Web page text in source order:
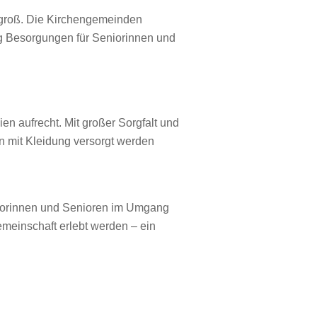
Die Kirchengemeinden
für Seniorinnen und
aufrecht. Mit großer Sorgfalt und
mit Kleidung versorgt werden
und Senioren im Umgang
erlebt werden – ein